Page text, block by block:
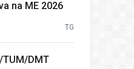
na ME 2026
TG
TUM/DMT